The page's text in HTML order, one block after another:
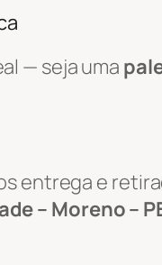
— seja uma
entrega e
– Moreno –